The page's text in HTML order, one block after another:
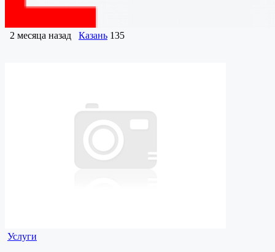
2 месяца назад Казань 135
Услуги